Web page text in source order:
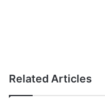
Related Articles